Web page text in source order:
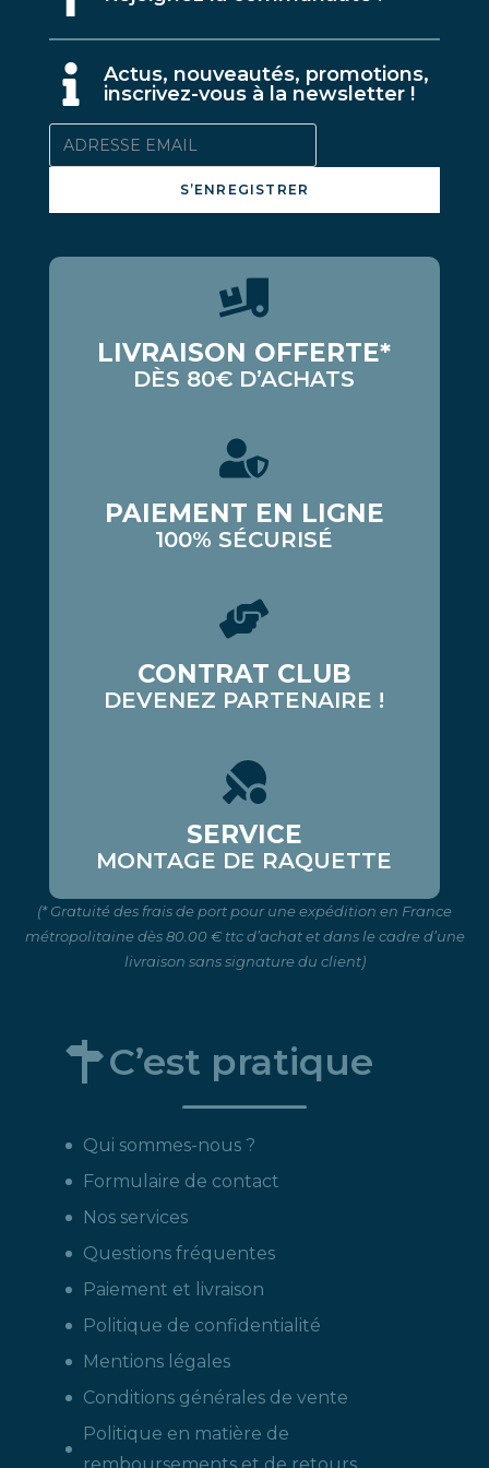
Actus, nouveautés, promotions,
inscrivez-vous à la newsletter !
S’ENREGISTRER
LIVRAISON OFFERTE*
DÈS 80€ D’ACHATS
PAIEMENT EN LIGNE
100% SÉCURISÉ
CONTRAT CLUB
DEVENEZ PARTENAIRE !
SERVICE
MONTAGE DE RAQUETTE
(* Gratuité des frais de port pour une expédition en France
métropolitaine dès 80.00 € ttc d’achat et dans le cadre d’une
livraison sans signature du client)
C’est pratique
Qui sommes-nous ?
Formulaire de contact
Nos services
Questions fréquentes
Paiement et livraison
Politique de confidentialité
Mentions légales
Conditions générales de vente
Politique en matière de